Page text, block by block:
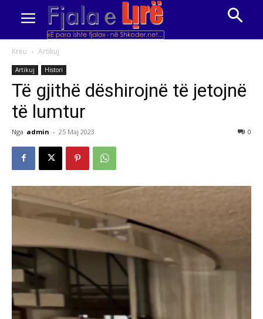
Kreu Artikuj
Artikuj Histori
Të gjithë dëshirojnë të jetojnë
të lumtur
Nga admin - 25 Maj 2023 0